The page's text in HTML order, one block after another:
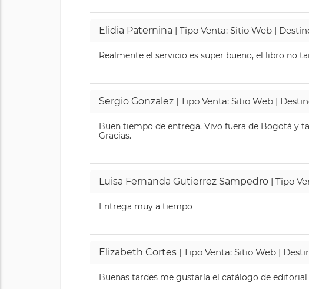
Elidia Paternina | Tipo Venta: Sitio Web |
Realmente el servicio es super bueno, el libro no
Sergio Gonzalez | Tipo Venta: Sitio Web |
Buen tiempo de entrega. Vivo fuera de Bogotá y
Gracias.
Luisa Fernanda Gutierrez Sampedro | Tipo
Entrega muy a tiempo
Elizabeth Cortes | Tipo Venta: Sitio Web |
Buenas tardes me gustaría el catálogo de